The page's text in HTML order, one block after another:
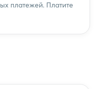
платежей. Платите